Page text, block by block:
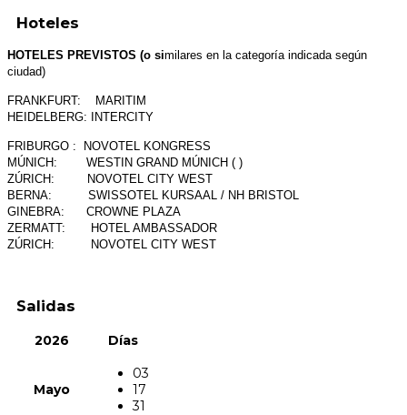
Hoteles
HOTELES PREVISTOS (o similares en la categoría indicada según
ciudad)
FRANKFURT: MARITIM
HEIDELBERG: INTERCITY
FRIBURGO : NOVOTEL KONGRESS
MÚNICH: WESTIN GRAND MÚNICH ( )
ZÚRICH: NOVOTEL CITY WEST
BERNA: SWISSOTEL KURSAAL / NH BRISTOL
GINEBRA: CROWNE PLAZA
ZERMATT: HOTEL AMBASSADOR
ZÚRICH: NOVOTEL CITY WEST
Salidas
2026 Días
Mayo
03
17
31